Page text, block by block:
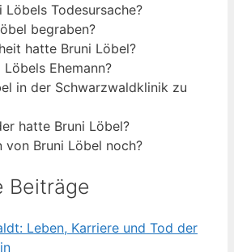
Löbels Todesursache?
begraben?
hatte Bruni Löbel?
Ehemann?
in der Schwarzwaldklinik zu
hatte Bruni Löbel?
von Bruni Löbel noch?
Beiträge
Leben, Karriere und Tod der